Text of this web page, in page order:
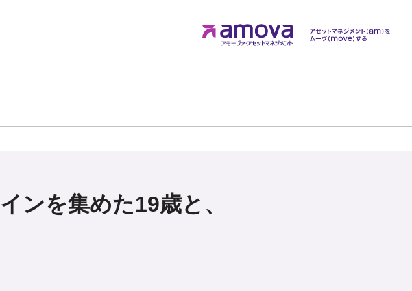
ンを集めた19歳と、